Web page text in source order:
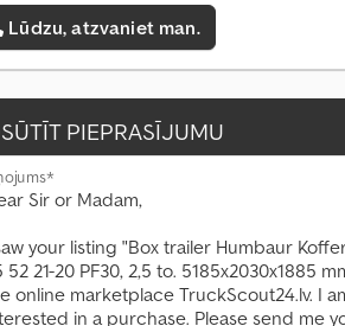
Lūdzu, atzvaniet man.
PIEPRASĪJUMU